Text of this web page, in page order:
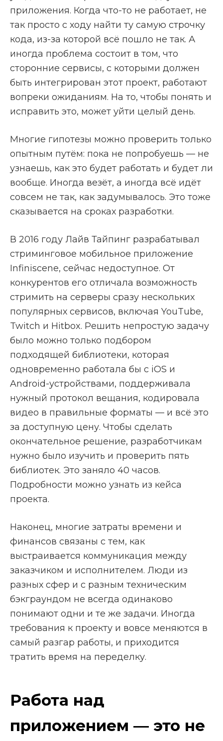
приложения. Когда что-то не работает, не
так просто с ходу найти ту самую строчку
кода, из-за которой всё пошло не так. А
иногда проблема состоит в том, что
сторонние сервисы, с которыми должен
быть интегрирован этот проект, работают
вопреки ожиданиям. На то, чтобы понять и
исправить это, может уйти целый день.
Многие гипотезы можно проверить только
опытным путём: пока не попробуешь — не
узнаешь, как это будет работать и будет ли
вообще. Иногда везёт, а иногда всё идёт
совсем не так, как задумывалось. Это тоже
сказывается на сроках разработки.
В 2016 году Лайв Тайпинг разрабатывал
стриминговое мобильное приложение
Infiniscene, сейчас недоступное. От
конкурентов его отличала возможность
стримить на серверы сразу нескольких
популярных сервисов, включая YouTube,
Twitch и Hitbox. Решить непростую задачу
было можно только подбором
подходящей библиотеки, которая
одновременно работала бы с iOS и
Android-устройствами, поддерживала
нужный протокол вещания, кодировала
видео в правильные форматы — и всё это
за доступную цену. Чтобы сделать
окончательное решение, разработчикам
нужно было изучить и проверить пять
библиотек. Это заняло 40 часов.
Подробности можно узнать из кейса
проекта.
Наконец, многие затраты времени и
финансов связаны с тем, как
выстраивается коммуникация между
заказчиком и исполнителем. Люди из
разных сфер и с разным техническим
бэкграундом не всегда одинаково
понимают одни и те же задачи. Иногда
требования к проекту и вовсе меняются в
самый разгар работы, и приходится
тратить время на переделку.
Работа над
приложением — это не